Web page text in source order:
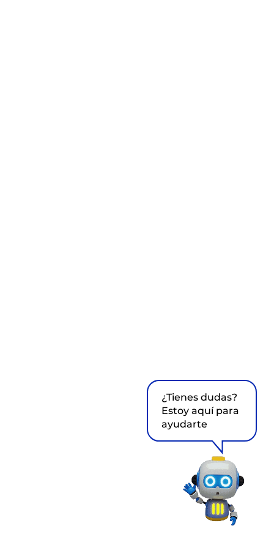
¿Tienes dudas?
Estoy aquí para
ayudarte